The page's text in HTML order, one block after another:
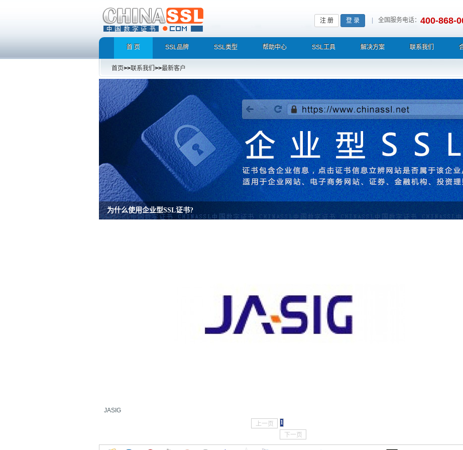
注 册 登 录 全国服务电话： 400-868-
首 页 SSL品牌 SSL类型 帮助中心 SSL工具 解决方案 联系我们
首页>>联系我们 >>最新客户
为什么使用企业型SSL证书?
为什么企业型SSL证书? 证书包含企业信息，点击证书信息立辨网站是否属于该企业/机构，假冒网站无所遁形 适用于企业网站、电子商务
JASIG
上一页
1
下一页